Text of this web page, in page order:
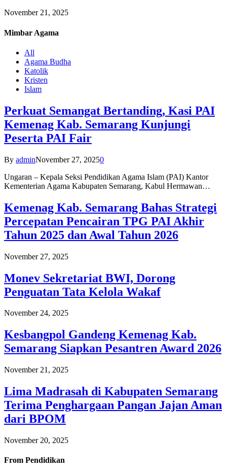
November 21, 2025
Mimbar Agama
All
Agama Budha
Katolik
Kristen
Islam
Perkuat Semangat Bertanding, Kasi PAI
Kemenag Kab. Semarang Kunjungi
Peserta PAI Fair
By adminNovember 27, 20250
Ungaran – Kepala Seksi Pendidikan Agama Islam (PAI) Kantor
Kementerian Agama Kabupaten Semarang, Kabul Hermawan…
Kemenag Kab. Semarang Bahas Strategi
Percepatan Pencairan TPG PAI Akhir
Tahun 2025 dan Awal Tahun 2026
November 27, 2025
Monev Sekretariat BWI, Dorong
Penguatan Tata Kelola Wakaf
November 24, 2025
Kesbangpol Gandeng Kemenag Kab.
Semarang Siapkan Pesantren Award 2026
November 21, 2025
Lima Madrasah di Kabupaten Semarang
Terima Penghargaan Pangan Jajan Aman
dari BPOM
November 20, 2025
From Pendidikan